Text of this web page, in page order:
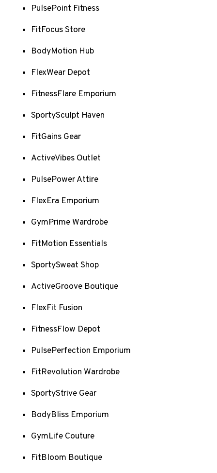
PulsePoint Fitness
FitFocus Store
BodyMotion Hub
FlexWear Depot
FitnessFlare Emporium
SportySculpt Haven
FitGains Gear
ActiveVibes Outlet
PulsePower Attire
FlexEra Emporium
GymPrime Wardrobe
FitMotion Essentials
SportySweat Shop
ActiveGroove Boutique
FlexFit Fusion
FitnessFlow Depot
PulsePerfection Emporium
FitRevolution Wardrobe
SportyStrive Gear
BodyBliss Emporium
GymLife Couture
FitBloom Boutique